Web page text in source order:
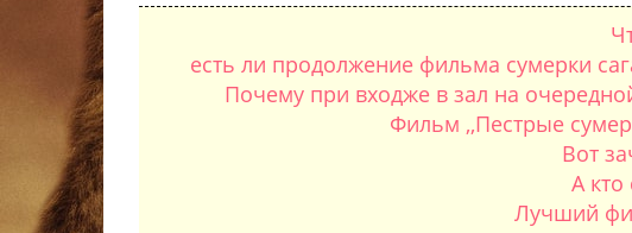
есть ли продолжение фильма сумерки
Почему при входже в зал на
Фильм ,,Пестрые
Вот
А
Лучший